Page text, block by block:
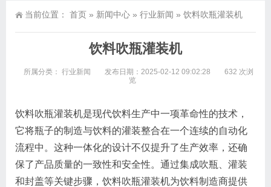
当前位置： 首页 » 新闻中心 » 行业新闻 » 饮料吹瓶灌装机
饮料吹瓶灌装机
所属分类： 行业新闻 发布日期：2025-02-12 09:02:28
632 次浏
览
饮料吹瓶灌装机是现代饮料生产中一项革命性的技术，
它将瓶子的制造与饮料的灌装整合在一个连续的自动化
流程中。这种一体化的设计不仅提升了生产效率，还确
保了产品质量的一致性和安全性。通过集成吹瓶、灌装
和封盖等关键步骤，饮料吹瓶灌装机为饮料制造商提供